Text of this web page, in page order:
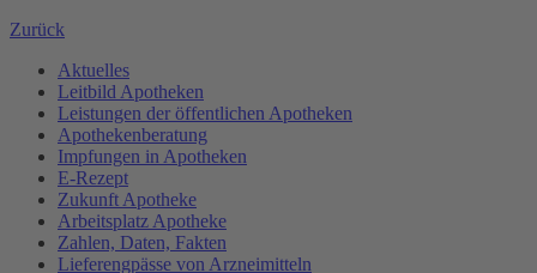
Zurück
Aktuelles
Leitbild Apotheken
Leistungen der öffentlichen Apotheken
Apothekenberatung
Impfungen in Apotheken
E-Rezept
Zukunft Apotheke
Arbeitsplatz Apotheke
Zahlen, Daten, Fakten
Lieferengpässe von Arzneimitteln